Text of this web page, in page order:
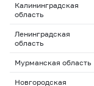
Калининградская
область
Ленинградская
область
Мурманская область
Новгородская